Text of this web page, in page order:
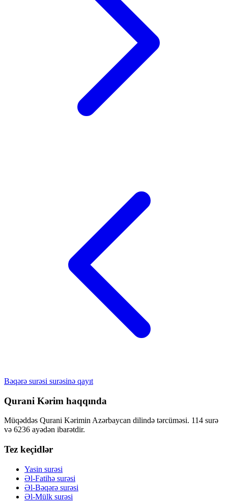
Bəqərə surəsi surəsinə qayıt
Qurani Kərim haqqında
Müqəddəs Qurani Kərimin Azərbaycan dilində tərcüməsi. 114 surə
və 6236 ayədən ibarətdir.
Tez keçidlər
Yasin surəsi
Əl-Fatihə surəsi
Əl-Bəqərə surəsi
Əl-Mülk surəsi